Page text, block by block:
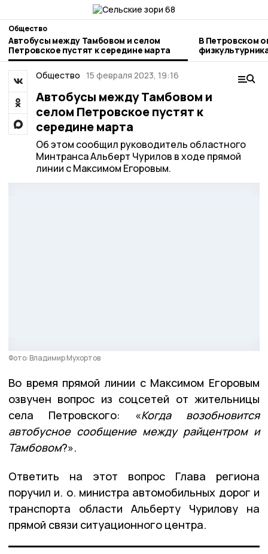
Общество
Автобусы между Тамбовом и селом
Петровское пустят к середине марта
В Петровском
Общество 15 февраля 2023, 19:16
Автобусы между Тамбовом и
селом Петровское пустят к
середине марта
Об этом сообщил руководитель областного
Минтранса Альберт Чурилов в ходе прямой
линии с Максимом Егоровым.
Фото: Владимир Мухортов
Во время прямой линии с Максимом Егоровым
озвучен вопрос из соцсетей от жительницы
села Петровского: «Когда возобновится
автобусное сообщение между райцентром и
Тамбовом?».
Ответить на этот вопрос Глава региона
поручил и. о. министра автомобильных дорог и
транспорта области Альберту Чурилову на
прямой связи ситуационного центра.